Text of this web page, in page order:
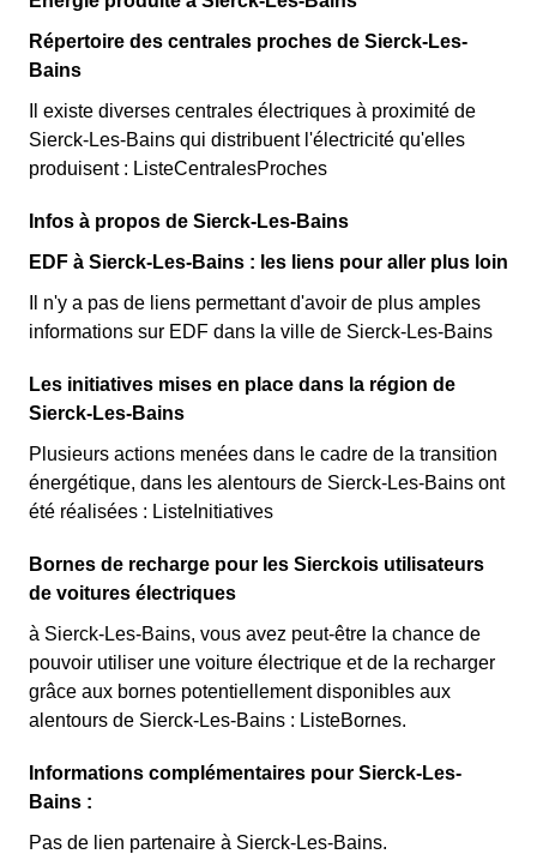
Répertoire des centrales proches de Sierck-Les-
Bains
Il existe diverses centrales électriques à proximité de
Sierck-Les-Bains qui distribuent l'électricité qu'elles
produisent : ListeCentralesProches
Infos à propos de Sierck-Les-Bains
EDF à Sierck-Les-Bains : les liens pour aller plus loin
Il n'y a pas de liens permettant d'avoir de plus amples
informations sur EDF dans la ville de Sierck-Les-Bains
Les initiatives mises en place dans la région de
Sierck-Les-Bains
Plusieurs actions menées dans le cadre de la transition
énergétique, dans les alentours de Sierck-Les-Bains ont
été réalisées : ListeInitiatives
Bornes de recharge pour les Sierckois utilisateurs
de voitures électriques
à Sierck-Les-Bains, vous avez peut-être la chance de
pouvoir utiliser une voiture électrique et de la recharger
grâce aux bornes potentiellement disponibles aux
alentours de Sierck-Les-Bains : ListeBornes.
Informations complémentaires pour Sierck-Les-
Bains :
Pas de lien partenaire à Sierck-Les-Bains.